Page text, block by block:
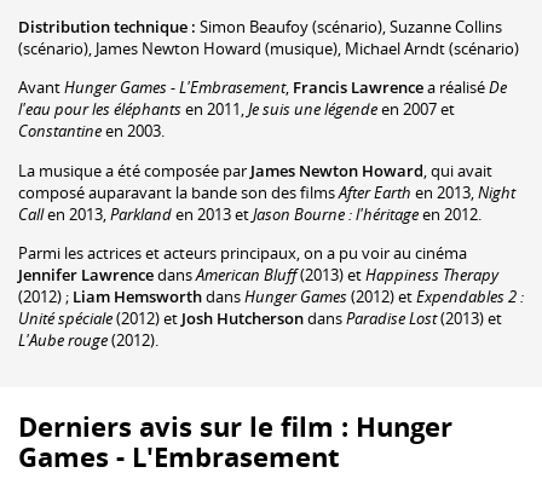
Distribution technique : Simon Beaufoy(scénario),Suzanne Collins
(scénario), James Newton Howard (musique), Michael Arndt(scénario)
AvantHunger Games - L'Embrasement, Francis Lawrencea réaliséDe
l'eau pour les éléphantsen 2011,Je suis une légendeen 2007 et
Constantineen 2003.
La musique a été composée par James Newton Howard, qui avait
composé auparavant la bande son des filmsAfter Earth en 2013,Night
Callen 2013,Parklanden 2013 etJason Bourne : l'héritageen 2012.
Parmi les actrices et acteurs principaux, on a pu voir au cinéma
Jennifer LawrencedansAmerican Bluff(2013) etHappiness Therapy
(2012) ; Liam HemsworthdansHunger Games(2012) etExpendables 2 :
Unité spéciale(2012) et Josh HutchersondansParadise Lost(2013) et
L'Aube rouge(2012).
Derniers avis sur le film : Hunger
Games - L'Embrasement